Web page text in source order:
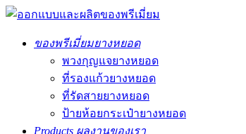
ของพรีเมี่ยมยางหยอด
พวงกุญแจยางหยอด
ที่รองแก้วยางหยอด
ที่รัดสายยางหยอด
ป้ายห้อยกระเป๋ายางหยอด
Products ผลงานของเรา